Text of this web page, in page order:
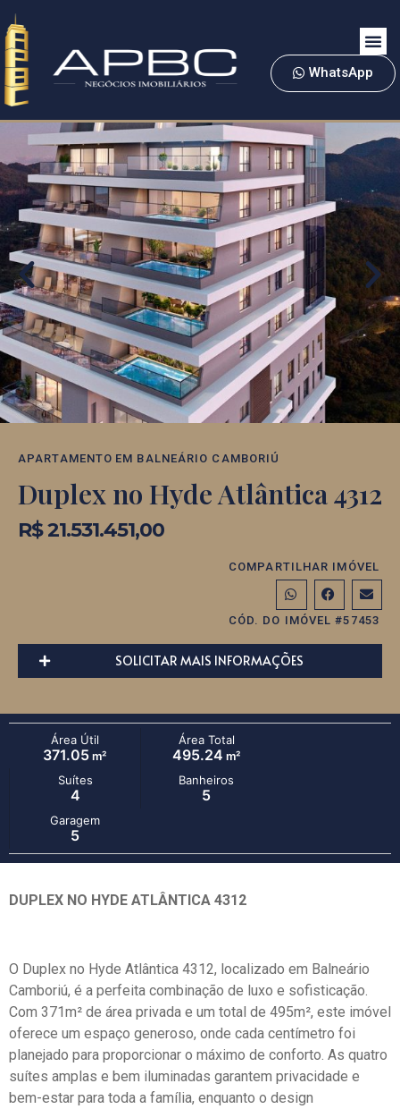
WhatsApp
APARTAMENTO EM BALNEÁRIO CAMBORIÚ
Duplex no Hyde Atlântica 4312
R$ 21.531.451,00
COMPARTILHAR IMÓVEL
CÓD. DO IMÓVEL #57453
SOLICITAR MAIS INFORMAÇÕES
Área Útil
371.05 m²
Área Total
495.24 m²
Suítes
4
Banheiros
5
Garagem
5
DUPLEX NO HYDE ATLÂNTICA 4312
O Duplex no Hyde Atlântica 4312, localizado em Balneário
Camboriú, é a perfeita combinação de luxo e sofisticação.
Com 371m² de área privada e um total de 495m², este imóvel
oferece um espaço generoso, onde cada centímetro foi
planejado para proporcionar o máximo de conforto. As quatro
suítes amplas e bem iluminadas garantem privacidade e
bem-estar para toda a família, enquanto o design